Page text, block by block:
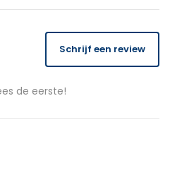
Schrijf een review
de eerste!